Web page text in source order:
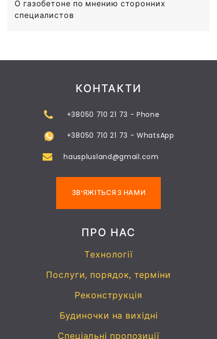
О газобетоне по мнению сторонних
специалистов
КОНТАКТИ
+38050 710 21 73 - Phone
+38050 710 21 73 - WhatsApp
hausplusland@gmail.com
ЗВ'ЯЖІТЬСЯ З НАМИ
ПРО НАС
Технології
Послуги, порядок, терміни
Реконструкція
Будиночки на вихідні
Спеціальні пропозиції